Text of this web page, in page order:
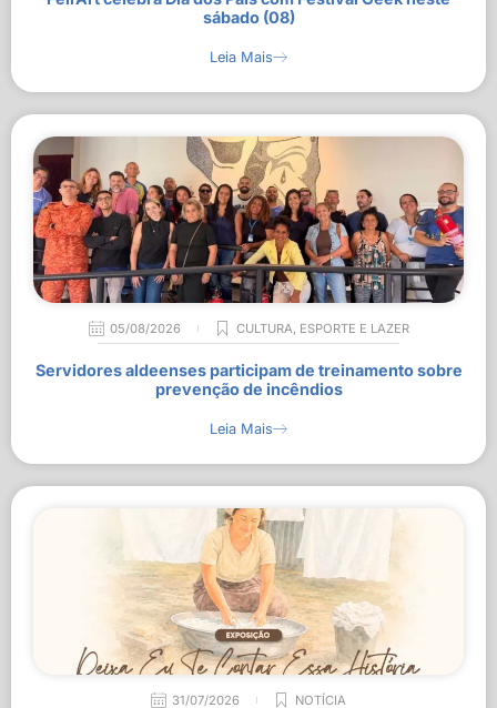
sábado (08)
Leia Mais
05/08/2026 CULTURA, ESPORTE E LAZER
Servidores aldeenses participam de treinamento sobre
prevenção de incêndios
Leia Mais
31/07/2026 NOTÍCIA